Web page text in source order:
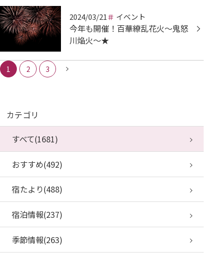
2024/03/21 イベント
今年も開催！百華繚乱花火～鬼怒
川焔火～★
1 2 3
カテゴリ
すべて(1681)
おすすめ(492)
宿たより(488)
宿泊情報(237)
季節情報(263)